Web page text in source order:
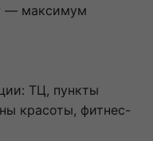
— максимум
ТЦ, пункты
красоты, фитнес-